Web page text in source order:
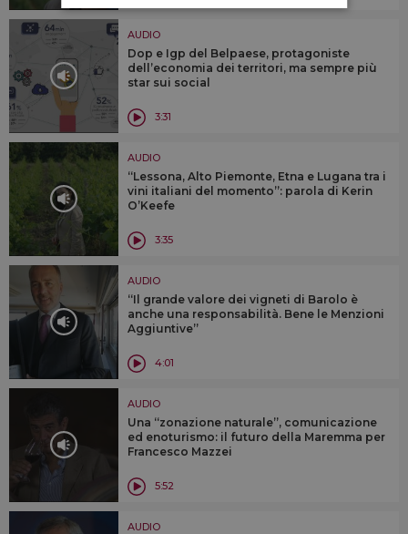
AUDIO
Dop e Igp del Belpaese, protagoniste
dell’economia dei territori, ma sempre più
star sui social
3:31
AUDIO
“Lessona, Alto Piemonte, Etna e Lugana tra i
vini italiani del momento”: parola di Kerin
O’Keefe
3:35
AUDIO
“Il grande valore dei vigneti di Barolo è
anche una responsabilità. Bene le Menzioni
Aggiuntive”
4:01
AUDIO
Una “zonazione naturale”, comunicazione
ed enoturismo: il futuro della Maremma per
Francesco Mazzei
5:52
AUDIO